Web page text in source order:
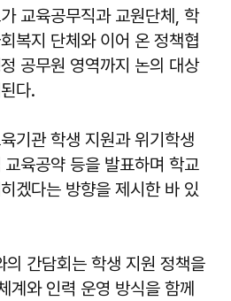
교육공무직과 교원단체, 학
복지 단체와 이어 온 정책협
공무원 영역까지 논의 대상
다.
기관 학생 지원과 위기학생
육공약 등을 발표하며 학교
겠다는 방향을 제시한 바 있
의 간담회는 학생 지원 정책을
계와 인력 운영 방식을 함께